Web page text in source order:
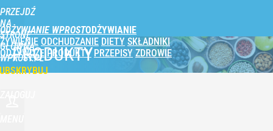
PRZEJDŹ
NA
STRONĘ
GŁÓWNĄ
WPROST.PL
ODŻYWIANIE WPROST
ŻYWIENIE ODCHUDZANIE DIETY SKŁADNIKI
ODŻYWCZE PRODUKTY PRZEPISY ZDROWIE
PRODUKTY